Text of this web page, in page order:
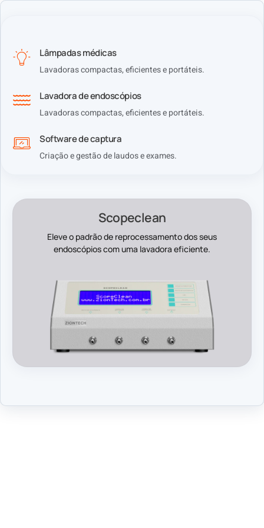
Lâmpadas médicas
Lavadoras compactas, eficientes e portáteis.
Lavadora de endoscópios
Lavadoras compactas, eficientes e portáteis.
Software de captura
Criação e gestão de laudos e exames.
Scopeclean
Eleve o padrão de reprocessamento dos seus
endoscópios com uma lavadora eficiente.